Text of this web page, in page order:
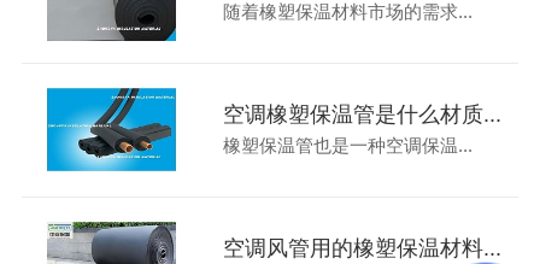
随着橡塑保温材料市场的需求...
空调橡塑保温管是什么材质...
橡塑保温管也是一种空调保温...
空调风管用的橡塑保温材料...